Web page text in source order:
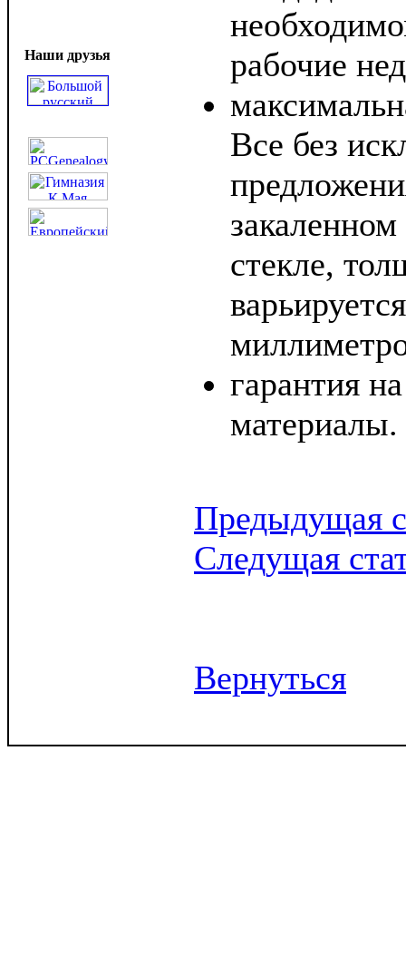
Наши друзья
рабочие
Все без
стекле,
гарантия
материалы.
Предыдущая
Следущая
Вернуться